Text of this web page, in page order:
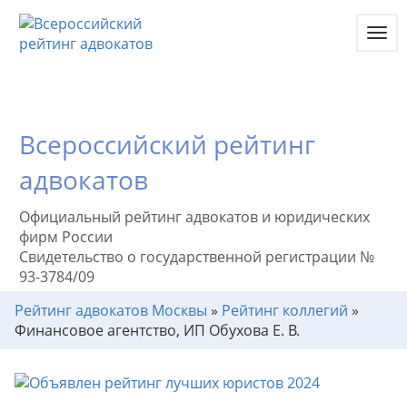
Всероссийский рейтинг
адвокатов
Официальный рейтинг адвокатов и юридических
фирм России
Свидетельство о государственной регистрации №
93-3784/09
Рейтинг адвокатов Москвы » Рейтинг коллегий »
Финансовое агентство, ИП Обухова Е. В.